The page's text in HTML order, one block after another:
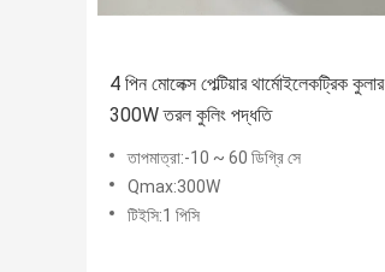
4 পিন মোলেক্স পেল্টিয়ার থার্মোইলেকট্রিক কুলার
300W তরল কুলিং পদ্ধতি
তাপমাত্রা:-10 ~ 60 ডিগ্রি সে
Qmax:300W
টিইসি:1 পিসি